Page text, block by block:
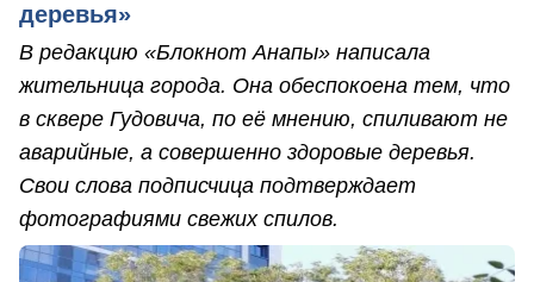
деревья»
В редакцию «Блокнот Анапы» написала
жительница города. Она обеспокоена тем, что
в сквере Гудовича, по её мнению, спиливают не
аварийные, а совершенно здоровые деревья.
Свои слова подписчица подтверждает
фотографиями свежих спилов.